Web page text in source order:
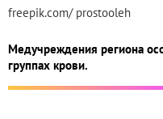
freepik.com/ prostooleh
Медучреждения региона
группах крови.